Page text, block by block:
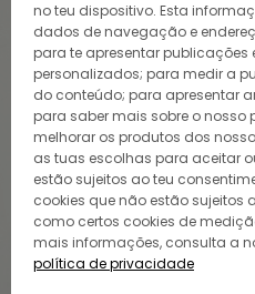
no teu dispositivo. Esta
dados de navegação e
para te apresentar publicações
personalizados; para medir a
do conteúdo; para apresentar
para saber mais sobre o nosso
melhorar os produtos dos
as tuas escolhas para aceitar
estão sujeitos ao teu
cookies que não estão sujeitos
como certos cookies de
mais informações, consulta a
política de privacidade